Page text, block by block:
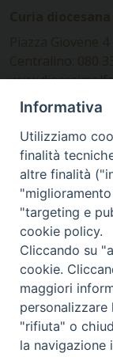
Ufficio
Piazza Giovene
SEGUICI SU
Facebook
Instagram
X
Privacy Policy -
Informativa
Utilizziamo
finalità
altre finalità
"targeting e
cookie policy.
Cliccando su
cookie.
maggiori
personalizzare
"rifiuta" o
la navigazione